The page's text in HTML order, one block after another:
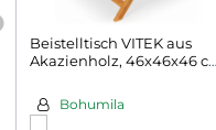
Beistelltisch VITEK aus
Akazienholz, 46x46x46
Bohumila